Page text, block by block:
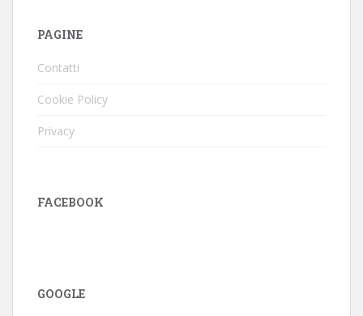
PAGINE
Contatti
Cookie Policy
Privacy
FACEBOOK
GOOGLE